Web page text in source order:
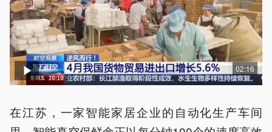
02:16
在江苏，一家智能家居企业的自动化生产车间